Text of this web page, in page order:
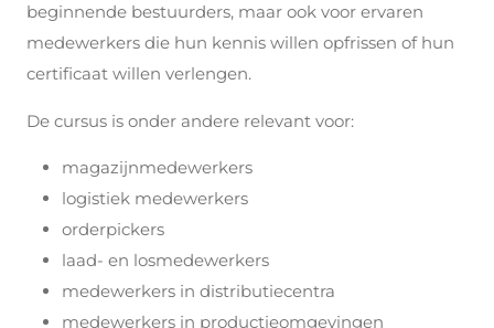
beginnende bestuurders, maar ook voor ervaren
medewerkers die hun kennis willen opfrissen of hun
certificaat willen verlengen.
De cursus is onder andere relevant voor:
magazijnmedewerkers
logistiek medewerkers
orderpickers
laad- en losmedewerkers
medewerkers in distributiecentra
medewerkers in productieomgevingen